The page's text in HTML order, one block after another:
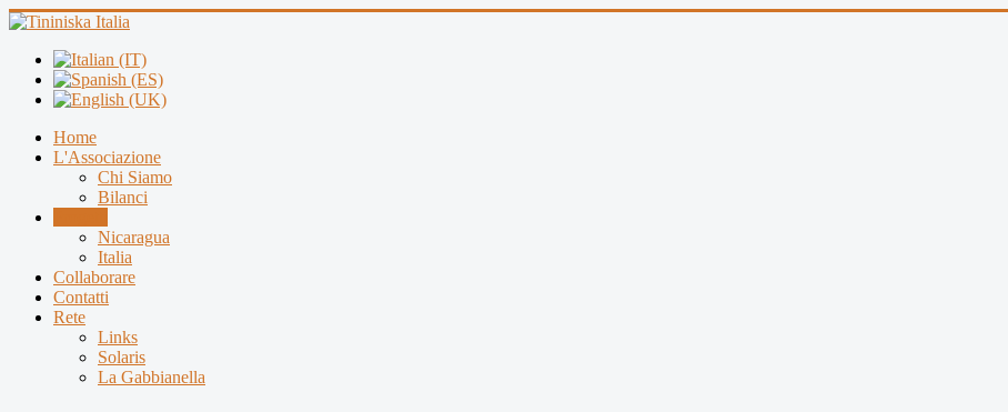
Home
L'Associazione
Chi Siamo
Bilanci
Nicaragua
Italia
Collaborare
Contatti
Rete
Links
Solaris
La Gabbianella